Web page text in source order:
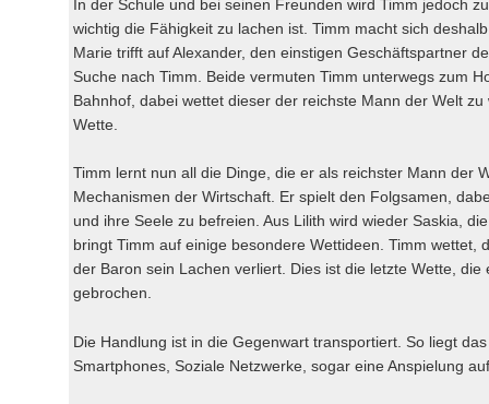
In der Schule und bei seinen Freunden wird Timm jedoch
wichtig die Fähigkeit zu lachen ist. Timm macht sich
Marie trifft auf Alexander, den einstigen Geschäftspartner
Suche nach Timm. Beide vermuten Timm unterwegs zum
Bahnhof, dabei wettet dieser der reichste Mann der Welt
Wette.
Timm lernt nun all die Dinge, die er als reichster Mann der
Mechanismen der Wirtschaft. Er spielt den Folgsamen,
und ihre Seele zu befreien. Aus Lilith wird wieder Saskia,
bringt Timm auf einige besondere Wettideen. Timm wettet,
der Baron sein Lachen verliert. Dies ist die letzte Wette,
gebrochen.
Die Handlung ist in die Gegenwart transportiert. So liegt
Smartphones, Soziale Netzwerke, sogar eine Anspielung